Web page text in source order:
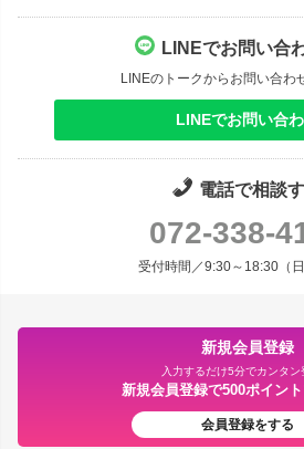
LINEでお問い合
LINEのトークからお問い合わ
LINEでお問い合
電話で相談
072-338-
受付時間／9:30～18:30（日
新規会員登録
入力するだけ5分でカンタン
新規会員登録で500ポイン
会員登録をする